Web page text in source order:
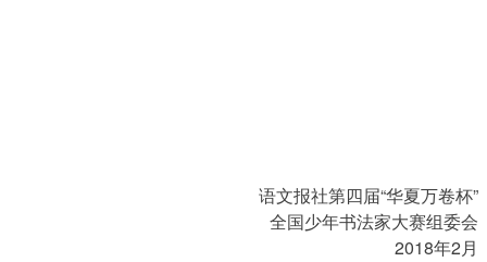
语文报社第四届“华夏万卷杯”
全国少年书法家大赛组委会
2018年2月